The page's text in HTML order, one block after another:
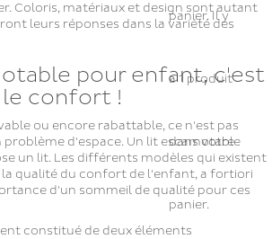
panier.Il y
a 1 produit
dans votre
panier.
Coloris, matériaux et design sont autant
leurs réponses dans la variété des
pour enfant, c'est
le confort !
ou encore rabattable, ce n'est pas
d'espace. Un lit escamotable
un lit. Les différents modèles qui existent
la qualité du confort de l'enfant, a fortiori
d'un sommeil de qualité pour ces
constitué de deux éléments